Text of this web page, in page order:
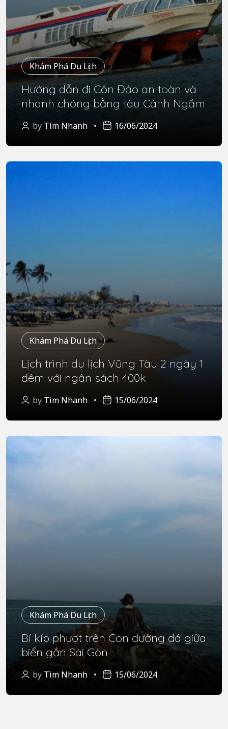
Khám Phá Du Lịch
Hướng dẫn đi Côn Đảo an toàn và
nhanh chóng bằng tàu Cánh Ngầm
by Tìm Nhanh 16/06/2024
Khám Phá Du Lịch
Lịch trình du lịch Vũng Tàu 2 ngày 1
đêm với ngân sách 400k
by Tìm Nhanh 15/06/2024
Khám Phá Du Lịch
Bí kíp phượt trên Con đường đá giữa
biển gần Sài Gòn
by Tìm Nhanh 15/06/2024